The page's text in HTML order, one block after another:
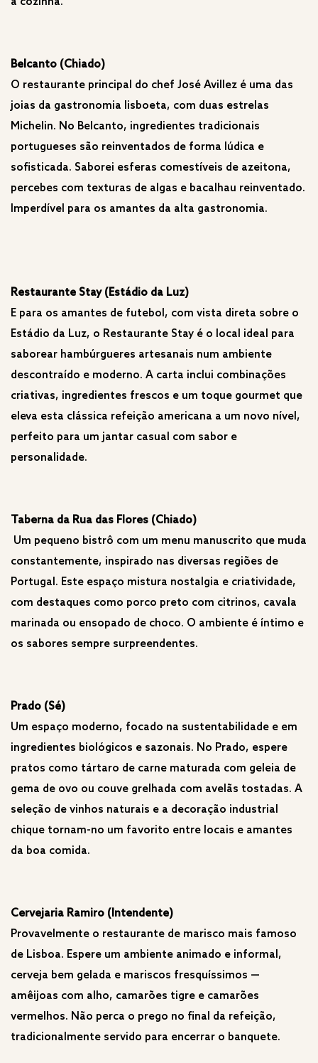
Belcanto (Chiado)
O restaurante principal do chef José Avillez é uma das
joias da gastronomia lisboeta, com duas estrelas
Michelin. No Belcanto, ingredientes tradicionais
portugueses são reinventados de forma lúdica e
sofisticada. Saborei esferas comestíveis de azeitona,
percebes com texturas de algas e bacalhau reinventado.
Imperdível para os amantes da alta gastronomia.
Restaurante Stay (Estádio da Luz)
E para os amantes de futebol, com vista direta sobre o
Estádio da Luz, o Restaurante Stay é o local ideal para
saborear hambúrgueres artesanais num ambiente
descontraído e moderno. A carta inclui combinações
criativas, ingredientes frescos e um toque gourmet que
eleva esta clássica refeição americana a um novo nível,
perfeito para um jantar casual com sabor e
personalidade.
Taberna da Rua das Flores (Chiado)
Um pequeno bistrô com um menu manuscrito que muda
constantemente, inspirado nas diversas regiões de
Portugal. Este espaço mistura nostalgia e criatividade,
com destaques como porco preto com citrinos, cavala
marinada ou ensopado de choco. O ambiente é íntimo e
os sabores sempre surpreendentes.
Prado (Sé)
Um espaço moderno, focado na sustentabilidade e em
ingredientes biológicos e sazonais. No Prado, espere
pratos como tártaro de carne maturada com geleia de
gema de ovo ou couve grelhada com avelãs tostadas. A
seleção de vinhos naturais e a decoração industrial
chique tornam-no um favorito entre locais e amantes
da boa comida.
Cervejaria Ramiro (Intendente)
Provavelmente o restaurante de marisco mais famoso
de Lisboa. Espere um ambiente animado e informal,
cerveja bem gelada e mariscos fresquíssimos —
amêijoas com alho, camarões tigre e camarões
vermelhos. Não perca o prego no final da refeição,
tradicionalmente servido para encerrar o banquete.